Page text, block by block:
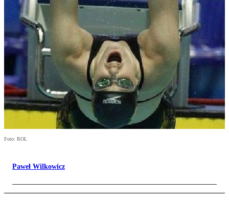
Foto: ROL
Paweł Wilkowicz